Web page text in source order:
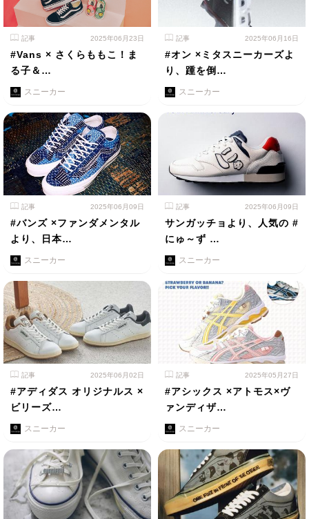
記事 2025年06月23日
#Vans × さくらももこ！ま
る子＆…
スニーカー
記事 2025年06月16日
#オン ×ミタスニーカーズよ
り、踵を倒…
スニーカー
記事 2025年06月09日
#バンズ ×ファンダメンタル
より、日本…
スニーカー
記事 2025年06月09日
サンガッチョより、人気の #
にゅ～ず …
スニーカー
記事 2025年06月02日
#アディダス オリジナルス ×
ビリーズ…
スニーカー
記事 2025年05月27日
#アシックス ×アトモス×ヴ
ァンディザ…
スニーカー